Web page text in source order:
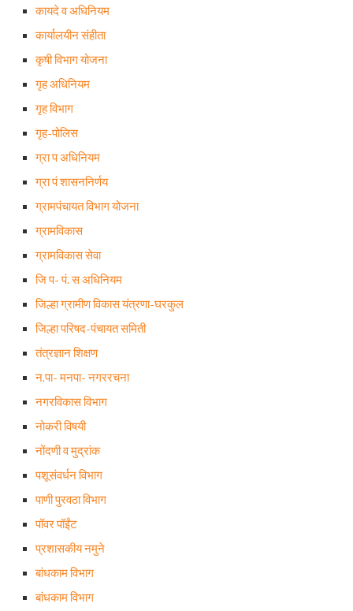
कायदे व अधिनियम
कार्यालयीन संहीता
कृषी विभाग योजना
गृह अधिनियम
गृह विभाग
गृह-पोलिस
ग्रा प अधिनियम
ग्रा पं शासननिर्णय
ग्रामपंचायत विभाग योजना
ग्रामविकास
ग्रामविकास सेवा
जि प- पं. स अधिनियम
जिल्हा ग्रामीण विकास यंत्रणा-घरकुल
जिल्हा परिषद-पंचायत समिती
तंत्रज्ञान शिक्षण
न.पा- मनपा- नगररचना
नगरविकास विभाग
नोकरी विषयी
नोंदणी व मुद्रांक
पशूसंवर्धन विभाग
पाणी पुरवठा विभाग
पॉवर पॉईंट
प्रशासकीय नमुने
बांधकाम विभाग
बांधकाम विभाग